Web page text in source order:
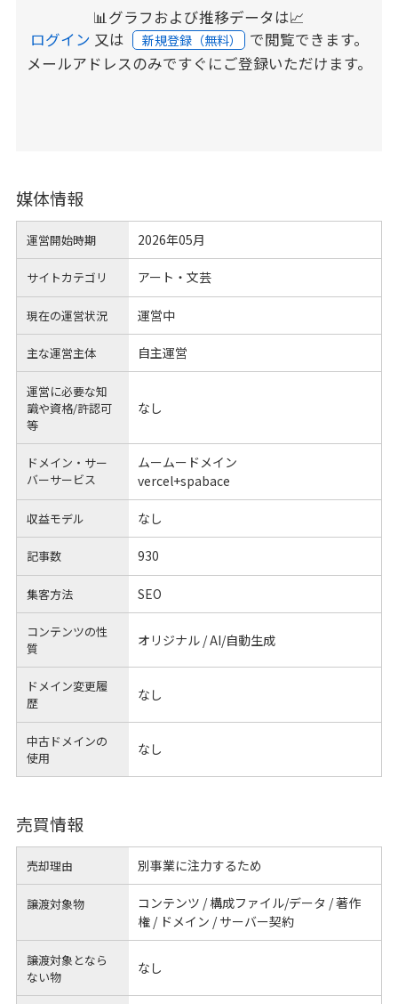
📊グラフおよび推移データは📈
ログイン 又は 新規登録（無料） で閲覧できます。
メールアドレスのみですぐにご登録いただけます。
媒体情報
運営開始時期 2026年05月
サイトカテゴリ アート・文芸
現在の運営状況 運営中
主な運営主体 自主運営
運営に必要な知
識や資格/許認可
等
なし
ドメイン・サー
バーサービス
ムームードメイン
vercel+spabace
収益モデル なし
記事数 930
集客方法 SEO
コンテンツの性
質
オリジナル / AI/自動生成
ドメイン変更履
歴
なし
中古ドメインの
使用
なし
売買情報
売却理由 別事業に注力するため
譲渡対象物
コンテンツ / 構成ファイル/データ / 著作
権 / ドメイン / サーバー契約
譲渡対象となら
ない物
なし